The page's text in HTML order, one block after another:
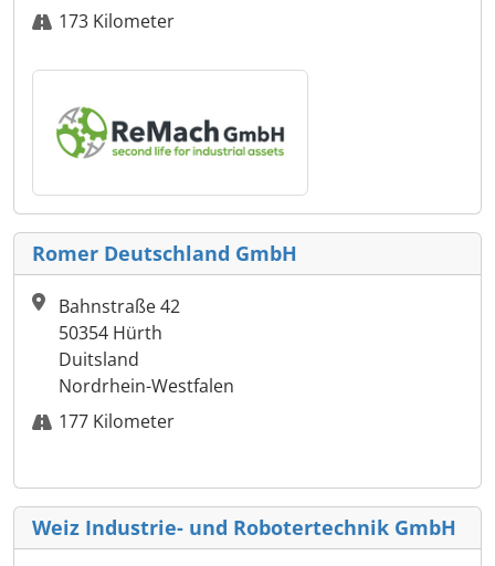
173 Kilometer
Romer Deutschland GmbH
Bahnstraße 42
50354 Hürth
Duitsland
Nordrhein-Westfalen
177 Kilometer
Weiz Industrie- und Robotertechnik GmbH